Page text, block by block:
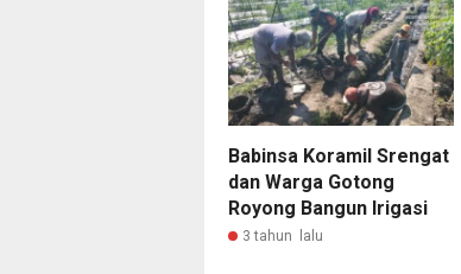
Babinsa Koramil Srengat
dan Warga Gotong
Royong Bangun Irigasi
3 tahun lalu